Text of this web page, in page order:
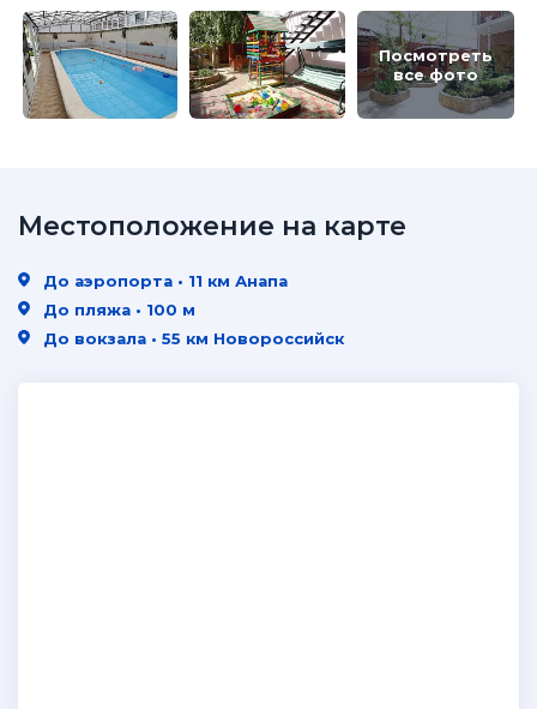
Посмотреть
все фото
Местоположение на карте
До аэропорта • 11 км Анапа
До пляжа • 100 м
До вокзала • 55 км Новороссийск